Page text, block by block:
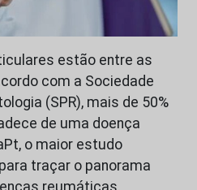
estão entre as
com a Sociedade
(SPR), mais de 50%
de uma doença
o maior estudo
traçar o panorama